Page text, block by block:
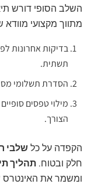
השלב הסופי דורש
מתווך מקצועי
בדיקות אחרונות
תשתית.
הסדרת תשלומי
מילוי טפסים
הצורך.
הקפדה על כלשלבי
חלק ובטוח. תהליך
ומשמר את האינטרס